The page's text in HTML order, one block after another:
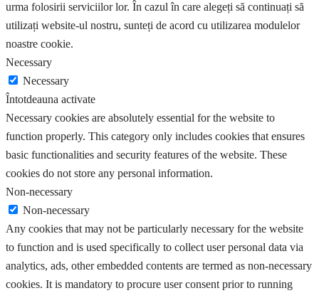
urma folosirii serviciilor lor. În cazul în care alegeți să continuați să
utilizați website-ul nostru, sunteți de acord cu utilizarea modulelor
noastre cookie.
Necessary
Necessary
Întotdeauna activate
Necessary cookies are absolutely essential for the website to
function properly. This category only includes cookies that ensures
basic functionalities and security features of the website. These
cookies do not store any personal information.
Non-necessary
Non-necessary
Any cookies that may not be particularly necessary for the website
to function and is used specifically to collect user personal data via
analytics, ads, other embedded contents are termed as non-necessary
cookies. It is mandatory to procure user consent prior to running